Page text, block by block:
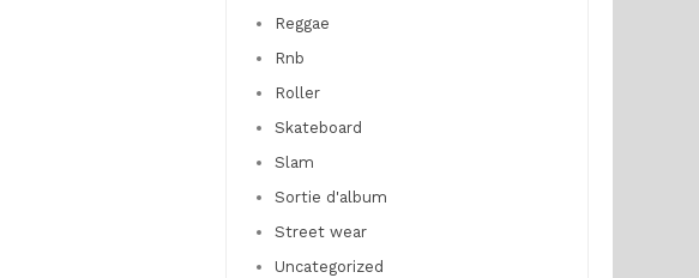
Reggae
Rnb
Roller
Skateboard
Slam
Sortie d'album
Street wear
Uncategorized